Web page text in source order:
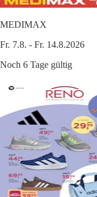
MEDIMAX
Fr. 7.8. - Fr. 14.8.2026
Noch 6 Tage gültig